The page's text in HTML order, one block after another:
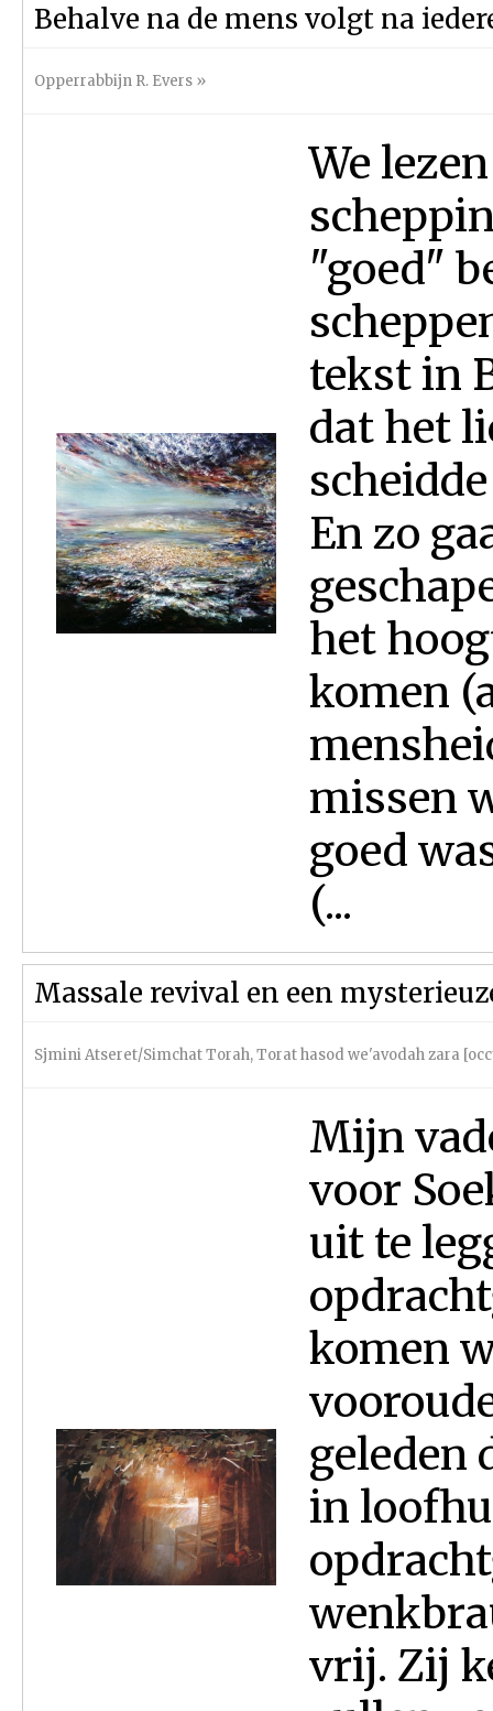
Behalve na de mens volgt na
Opperrabbijn R. Evers »
We
"goed"
tekst in
dat het
En zo
het
komen
missen
goed
(...
Massale revival en een
Sjmini Atseret/Simchat Torah,Torat hasod we'avodah zara
Mijn
voor
uit te
komen
geleden
in
vrij. Zij